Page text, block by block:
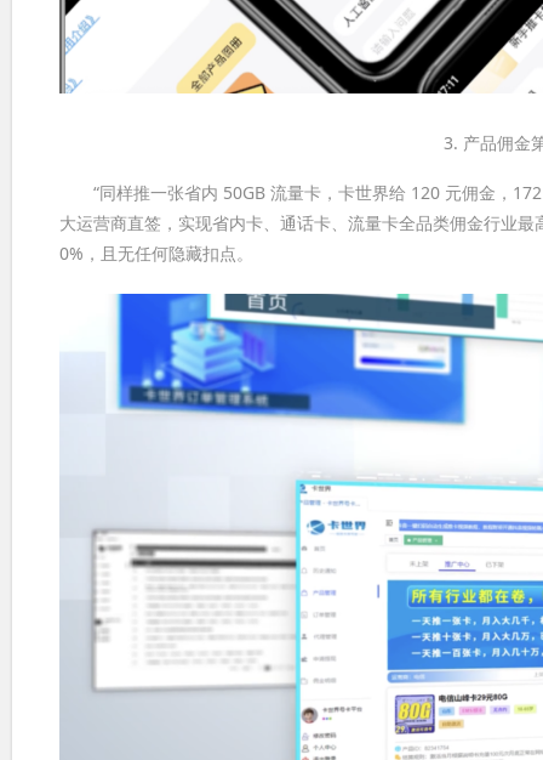
3. 产品佣金
“同样推一张省内 50GB 流量卡，卡世界给 120 元佣金，
大运营商直签，实现省内卡、通话卡、流量卡全品类佣金行业
0%，且无任何隐藏扣点。